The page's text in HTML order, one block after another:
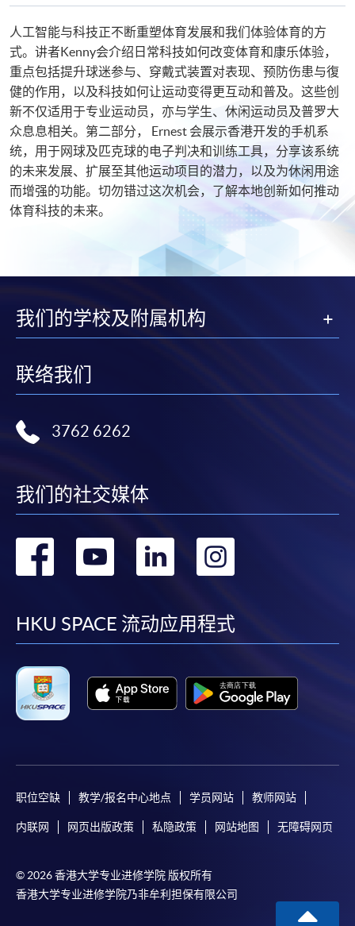
人工智能与科技正不断重塑体育发展和我们体验体育的方
式。讲者Kenny会介绍日常科技如何改变体育和康乐体验，
重点包括提升球迷参与、穿戴式装置对表现、预防伤患与復
健的作用，以及科技如何让运动变得更互动和普及。这些创
新不仅适用于专业运动员，亦与学生、休闲运动员及普罗大
众息息相关。第二部分， Ernest 会展示香港开发的手机系
统，用于网球及匹克球的电子判决和训练工具，分享该系统
的未来发展、扩展至其他运动项目的潜力，以及为休闲用途
而增强的功能。切勿错过这次机会，了解本地创新如何推动
体育科技的未来。
我们的学校及附属机构
联络我们
3762 6262
我们的社交媒体
转
facebook
转
youtube
转
linkedin
HKU SPACE 流动应用程式
职位空缺 教学/报名中心地点 学员网站 教师网站
内联网 网页出版政策 私隐政策 网站地图 无障碍网页
© 2026 香港大学专业进修学院 版权所有
香港大学专业进修学院乃非牟利担保有限公司